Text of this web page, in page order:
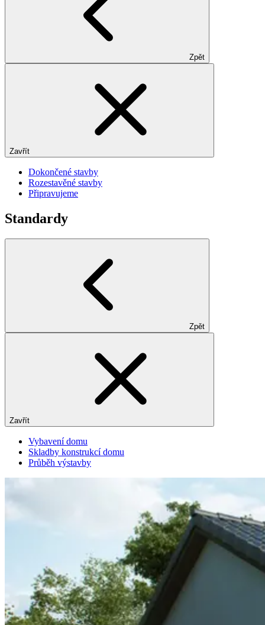
Zpět
Zavřít
Dokončené stavby
Rozestavěné stavby
Připravujeme
Standardy
Zpět
Zavřít
Vybavení domu
Skladby konstrukcí domu
Průběh výstavby